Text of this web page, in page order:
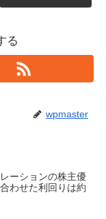
る
wpmaster
ーションの株主優
わせた利回りは約